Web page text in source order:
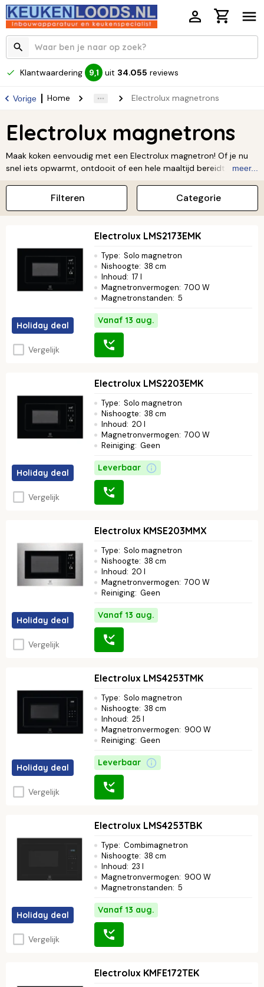
Klantwaardering 9,1 uit 34.055 reviews
Vorige Home Electrolux magnetrons
Electrolux magnetrons
Maak koken eenvoudig met een Electrolux magnetron! Of je nu
snel iets opwarmt, ontdooit of een hele maaltijd bereidt, een
handige functies en het mooie design past hij perfect bij jou.
Kies de magnetron die bij je past, of je nu een solo- of
combimodel zoekt. Ontdek zelf hoe makkelijk en leuk koken kan
meer...
Categorie
Filteren
Holiday deal
Vergelijk
Electrolux LMS2173EMK
Type: Solo magnetron
Nishoogte: 38 cm
Inhoud: 17 l
Magnetronvermogen: 700 W
Magnetronstanden: 5
Vanaf 13 aug.
Holiday deal
Vergelijk
Electrolux LMS2203EMK
Type: Solo magnetron
Nishoogte: 38 cm
Inhoud: 20 l
Magnetronvermogen: 700 W
Reiniging: Geen
Leverbaar
Holiday deal
Vergelijk
Electrolux KMSE203MMX
Type: Solo magnetron
Nishoogte: 38 cm
Inhoud: 20 l
Magnetronvermogen: 700 W
Reiniging: Geen
Vanaf 13 aug.
Holiday deal
Vergelijk
Electrolux LMS4253TMK
Type: Solo magnetron
Nishoogte: 38 cm
Inhoud: 25 l
Magnetronvermogen: 900 W
Reiniging: Geen
Leverbaar
Holiday deal
Vergelijk
Electrolux LMS4253TBK
Type: Combimagnetron
Nishoogte: 38 cm
Inhoud: 23 l
Magnetronvermogen: 900 W
Magnetronstanden: 5
Vanaf 13 aug.
Electrolux KMFE172TEK